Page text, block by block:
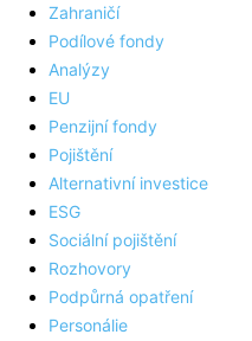
Zahraničí
Podílové fondy
Analýzy
EU
Penzijní fondy
Pojištění
Alternativní investice
ESG
Sociální pojištění
Rozhovory
Podpůrná opatření
Personálie